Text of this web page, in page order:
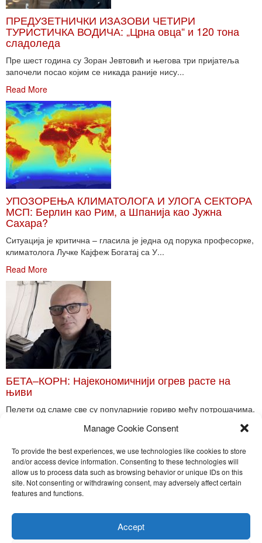
Manage Cookie Consent
To provide the best experiences, we use technologies like cookies to store
and/or access device information. Consenting to these technologies will
allow us to process data such as browsing behavior or unique IDs on this
site. Not consenting or withdrawing consent, may adversely affect certain
features and functions.
Accept
ПРЕДУЗЕТНИЧКИ ИЗАЗОВИ ЧЕТИРИ
ТУРИСТИЧКА ВОДИЧА: „Црна овца“ и 120 тона
сладоледа
Пре шест година су Зоран Јевтовић и његова три пријатеља
започели посао којим се никада раније нису...
Read More
УПОЗОРЕЊА КЛИМАТОЛОГА И УЛОГА СЕКТОРА
МСП: Берлин као Рим, а Шпанија као Јужна
Сахара?
Ситуација је критична – гласила је једна од порука професорке,
климатолога Лучке Кајфеж Богатај са У...
Read More
БЕТА–КОРН: Најекономичнији огрев расте на
њиви
Пелети од сламе све су популарније гориво међу потрошачима.
Toggle
Nira Press d.o.o.
Sadržaj ovog sajta je zakonom zaštićena intelektualna svojina